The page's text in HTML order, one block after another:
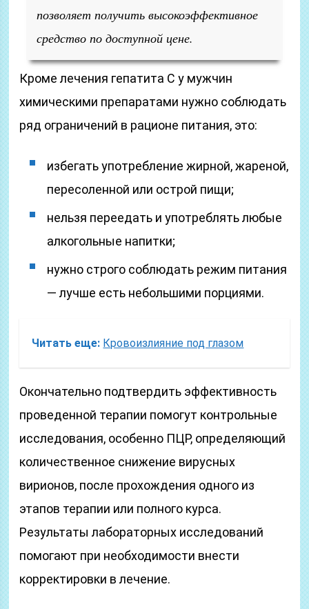
позволяет получить высокоэффективное
средство по доступной цене.
Кроме лечения гепатита С у мужчин
химическими препаратами нужно соблюдать
ряд ограничений в рационе питания, это:
избегать употребление жирной, жареной,
пересоленной или острой пищи;
нельзя переедать и употреблять любые
алкогольные напитки;
нужно строго соблюдать режим питания
— лучше есть небольшими порциями.
Читать еще: Кровоизлияние под глазом
Окончательно подтвердить эффективность
проведенной терапии помогут контрольные
исследования, особенно ПЦР, определяющий
количественное снижение вирусных
вирионов, после прохождения одного из
этапов терапии или полного курса.
Результаты лабораторных исследований
помогают при необходимости внести
корректировки в лечение.